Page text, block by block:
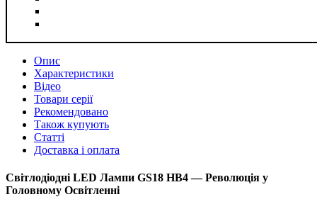
Опис
Характеристики
Відео
Товари серії
Рекомендовано
Також купують
Статті
Доставка і оплата
Світлодіодні LED Лампи GS18 HB4 — Революція у
Головному Освітленні